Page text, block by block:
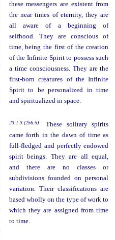
these messengers are existent from
the near times of eternity, they are
all aware of a beginning of
selfhood. They are conscious of
time, being the first of the creation
of the Infinite Spirit to possess such
a time consciousness. They are the
first-born creatures of the Infinite
Spirit to be personalized in time
and spiritualized in space.
23:1.3 (256.5)
These solitary spirits
came forth in the dawn of time as
full-fledged and perfectly endowed
spirit beings. They are all equal,
and there are no classes or
subdivisions founded on personal
variation. Their classifications are
based wholly on the type of work to
which they are assigned from time
to time.